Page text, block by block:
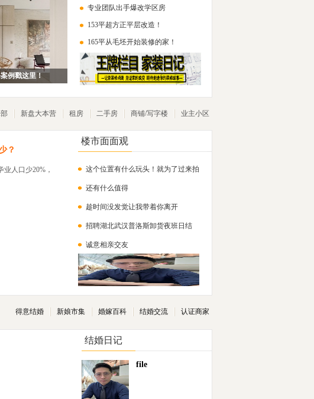
例戳这里！
专业团队出手爆改学区房
153平超方正平层改造！
165平从毛坯开始装修的家！
新盘大本营 租房 二手房 商铺/写字楼 业主小区
？
人口少20%，
楼市面面观
这个位置有什么玩头！就为了过来拍
个照吗？
还有什么值得
趁时间没发觉让我带着你离开
招聘湖北武汉普洛斯卸货夜班日结
诚意相亲交友
得意结婚 新娘市集 婚嫁百科 结婚交流 认证商家
结婚日记
file